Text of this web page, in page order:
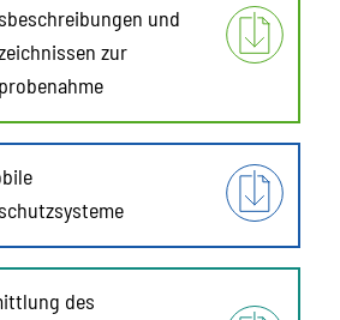
und
zur
des